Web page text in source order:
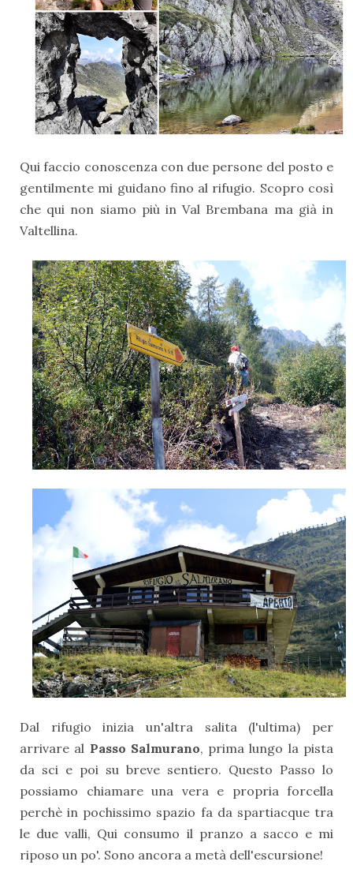
Qui faccio conoscenza con due persone del posto e
gentilmente mi guidano fino al rifugio. Scopro così
che qui non siamo più in Val Brembana ma già in
Valtellina.
Dal rifugio inizia un'altra salita (l'ultima) per
arrivare al Passo Salmurano, prima lungo la pista
da sci e poi su breve sentiero. Questo Passo lo
possiamo chiamare una vera e propria forcella
perchè in pochissimo spazio fa da spartiacque tra
le due valli, Qui consumo il pranzo a sacco e mi
riposo un po'. Sono ancora a metà dell'escursione!